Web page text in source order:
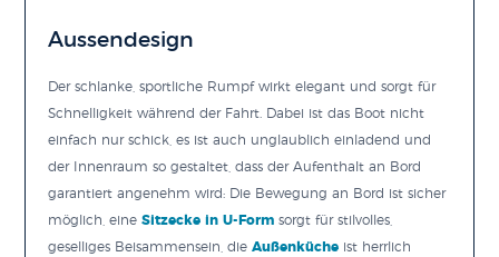
Aussendesign
Der schlanke, sportliche Rumpf wirkt elegant und sorgt für
Schnelligkeit während der Fahrt. Dabei ist das Boot nicht
einfach nur schick, es ist auch unglaublich einladend und
der Innenraum so gestaltet, dass der Aufenthalt an Bord
garantiert angenehm wird: Die Bewegung an Bord ist sicher
möglich, eineSitzecke in U-Form sorgt für stilvolles,
geselliges Beisammensein, dieAußenküche ist herrlich